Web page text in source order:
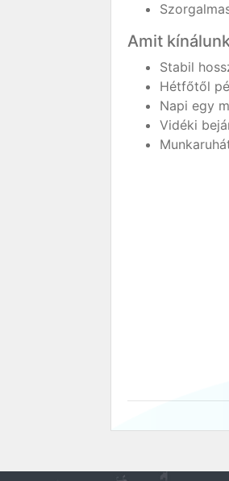
Amit
Stabil
Hétfőtől
Napi egy
Vidéki